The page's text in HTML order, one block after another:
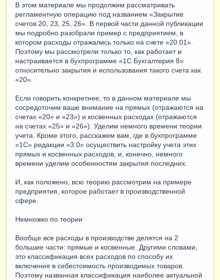
В этом материале мы продолжим рассматривать
регламентную операцию под названием «Закрытие
счетов 20, 23, 25, 26». В первой части данной публикации
мы подробно разобрали пример с предприятием, в
котором расходы отражались только на счете «20.01».
Поэтому мы рассмотрели только то, как работает и
настраивается в бухпрограмме «1С Бухгалтерия 8»
относительно закрытия и использования такого счета как
«20».
Если говорить конкретнее, то в данном материале мы
сосредоточим ваше внимание на прямых (отражаются на
счетах «20» и «23») и косвенных расходах (отражаются
на счетах «25» и «26»). Уделим немного времени теории
учета. Кроме этого, расскажем вам, где в бухпрограмме
«1С» редакции «3.0» осуществить настройку учета этих
прямых и косвенных расходов, и, конечно, немного
времени уделим особенностям закрытия последних.
И, как положено, всю теорию рассмотрим на примере
предприятия, которое работает в производственной
сфере.
Немножко по теории
Вообще все расходы в производстве делятся на 2
большие части: прямые и косвенные. Другими словами,
это классификация всех расходов по способу их
включения в себестоимость производимых товаров.
Поэтому названная классификация наиболее актуальной